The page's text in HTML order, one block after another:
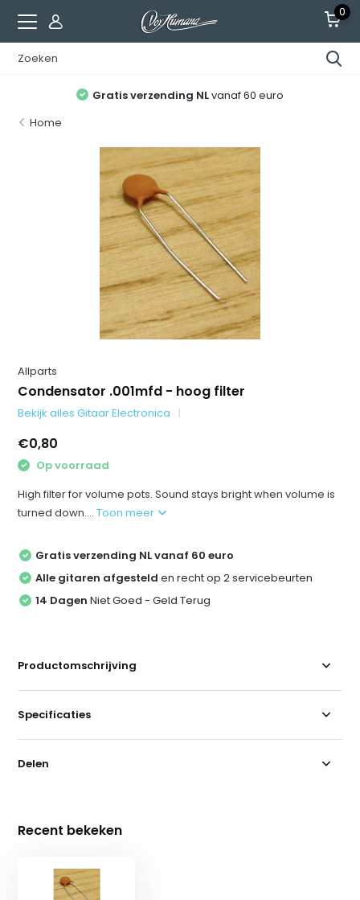
0
Gratis verzending NLvanaf 60 euro
Home
Allparts
Condensator .001mfd - hoog filter
Bekijk alles Gitaar Electronica
€0,80
Op voorraad
High filter for volume pots. Sound stays bright when volume is
turned down....Toon meer
Gratis verzending NL vanaf 60 euro
Alle gitaren afgesteld en recht op 2 servicebeurten
14 Dagen Niet Goed - Geld Terug
Productomschrijving
Specificaties
Delen
Recent bekeken